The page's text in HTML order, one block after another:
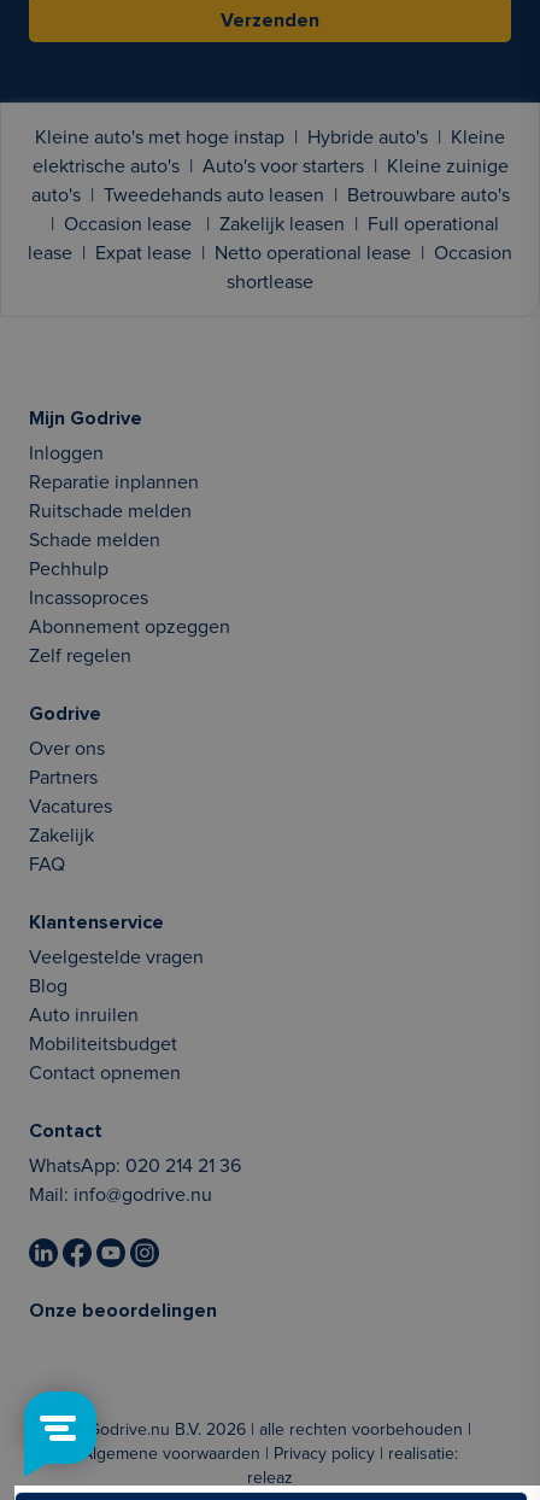
Verzenden
Kleine auto's met hoge instap Hybride auto's
Kleine
elektrische auto's
Auto's voor starters
Kleine zuinige
auto's
Tweedehands auto leasen
Betrouwbare auto's
Occasion lease Zakelijk leasen
Full operational
lease
Expat lease Netto operational lease
Occasion
shortlease
Mijn Godrive
Inloggen
Reparatie inplannen
Ruitschade melden
Schade melden
Pechhulp
Incassoproces
Abonnement opzeggen
Zelf regelen
Godrive
Over ons
Partners
Vacatures
Zakelijk
FAQ
Klantenservice
Veelgestelde vragen
Blog
Auto inruilen
Mobiliteitsbudget
Contact opnemen
Contact
WhatsApp: 020 214 21 36
Mail: info@godrive.nu
Onze beoordelingen
© Godrive.nu B.V. 2026 | alle rechten voorbehouden |
Algemene voorwaarden
Privacy policy | realisatie:
releaz